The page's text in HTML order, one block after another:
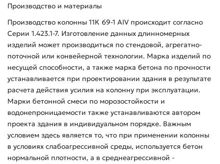
Производство и материалы
Производство колонны 11К 69-1 АIV происходит согласно
Серии 1.423.1-7. Изготовление данных длинномерных
изделий может производиться по стендовой, агрегатно-
поточной или конвейерной технологии. Марка изделий по
несущей способности, а также марка бетона по прочности
устанавливается при проектировании здания в результате
расчета действия усилия на колонну при эксплуатации.
Марки бетонной смеси по морозостойкости и
водонепроницаемости также устанавливаются автором
проекта здания в индивидуальном порядке. Важным
условием здесь является то, что при применении колонны
в условиях слабоагрессивной среды, используется бетон
нормальной плотности, а в среднеагрессивной -